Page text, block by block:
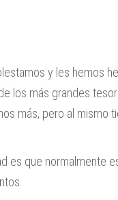
y les hemos
los más grandes
más, pero al mismo
es que normalmente